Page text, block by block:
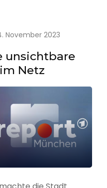
November 2023
unsichtbare
Netz